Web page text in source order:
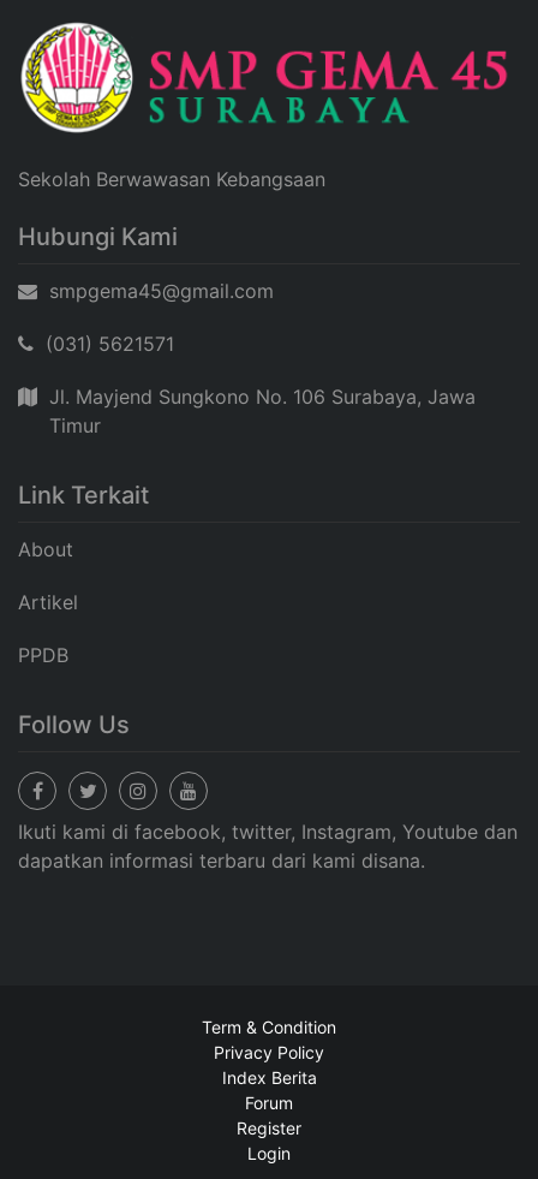
Sekolah Berwawasan Kebangsaan
Hubungi Kami
smpgema45@gmail.com
(031) 5621571
Jl. Mayjend Sungkono No. 106 Surabaya, Jawa
Timur
Link Terkait
About
Artikel
PPDB
Follow Us
Ikuti kami di facebook, twitter, Instagram, Youtube dan
dapatkan informasi terbaru dari kami disana.
Term & Condition
Privacy Policy
Index Berita
Forum
Register
Login